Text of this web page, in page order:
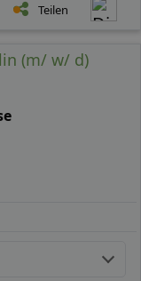
Teilen
(m/ w/ d)